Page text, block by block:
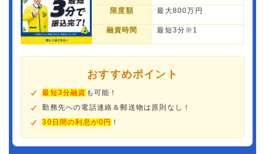
限度額 最大800万円
融資時間 最短3分※1
おすすめポイント
最短3分融資 も可能！
勤務先への電話連絡＆郵送物は原則なし！
30日間の利息が0円 ！